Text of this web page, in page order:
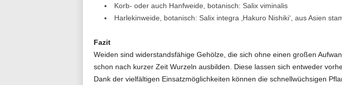
Korb- oder auch Hanfweide, botanisch: Salix viminalis
Harlekinweide, botanisch: Salix integra ‚Hakuro Nishiki‘, aus Asien
Fazit
Weiden sind widerstandsfähige Gehölze, die sich ohne einen großen
schon nach kurzer Zeit Wurzeln ausbilden. Diese lassen sich entweder
Dank der vielfältigen Einsatzmöglichkeiten können die schnellwüchsigen